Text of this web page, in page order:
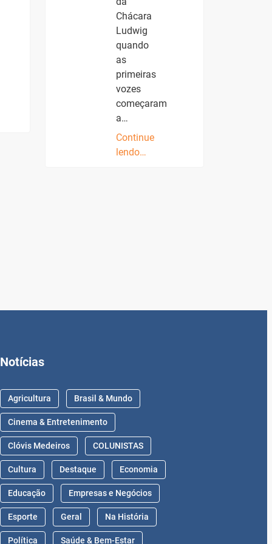
Chácara
Ludwig
quando
as
primeiras
vozes
começaram
a…
Continue
lendo…
Notícias
Agricultura Brasil & Mundo
Cinema & Entretenimento
Clóvis Medeiros COLUNISTAS
Cultura Destaque Economia
Educação Empresas e Negócios
Esporte Geral Na História
Política Saúde & Bem-Estar